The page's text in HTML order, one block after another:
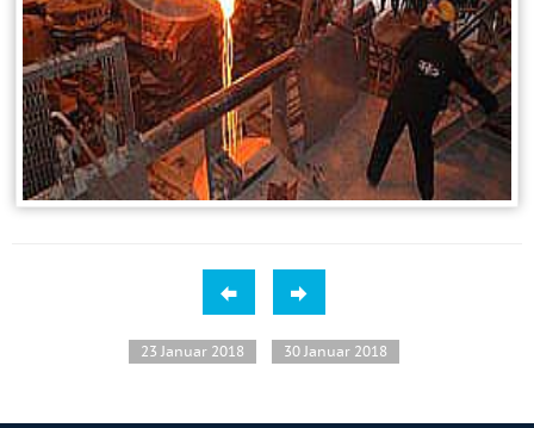
23 Januar 2018 30 Januar 2018